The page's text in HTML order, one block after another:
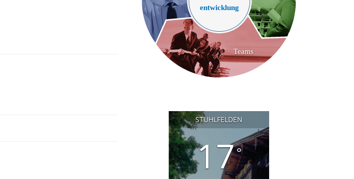
Teams
entwicklung
STUHLFELDEN
17°